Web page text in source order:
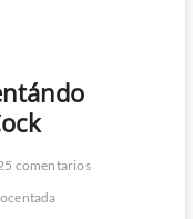
comentarios